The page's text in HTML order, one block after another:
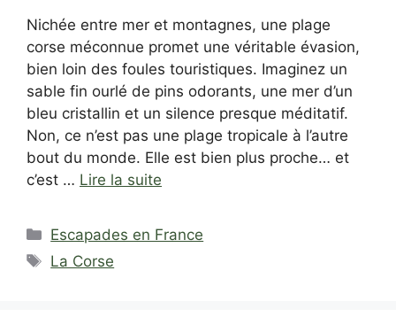
Nichée entre mer et montagnes, une plage
corse méconnue promet une véritable évasion,
bien loin des foules touristiques. Imaginez un
sable fin ourlé de pins odorants, une mer d’un
bleu cristallin et un silence presque méditatif.
Non, ce n’est pas une plage tropicale à l’autre
bout du monde. Elle est bien plus proche… et
c’est … Lire la suite
Catégories
Escapades en France
Étiquettes
La Corse